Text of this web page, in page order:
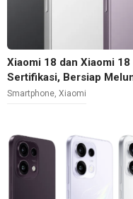
Xiaomi 18 dan Xiaomi
Sertifikasi, Bersiap
Smartphone ,Xiaomi